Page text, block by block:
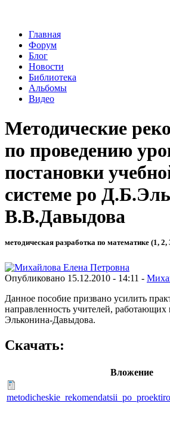
Главная
Форум
Блог
Новости
Библиотека
Альбомы
Видео
Методические
по проведению
постановки
системе ро
В.В.Давыдова
методическая разработка по математике (1, 2,
Опубликовано 15.12.2010 - 14:11 -
Данное пособие призвано усилить
направленность учителей, работающих
Эльконина-Давыдова.
Скачать:
Вложение